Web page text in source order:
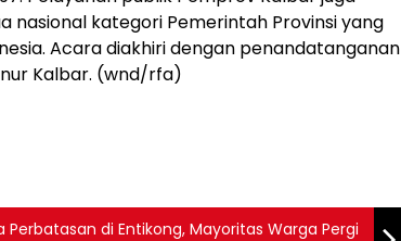
kategori Pemerintah Provinsi yang
Acara diakhiri dengan penandatanganan
Kalbar. (wnd/rfa)
Perbatasan di Entikong, Mayoritas Warga Pergi